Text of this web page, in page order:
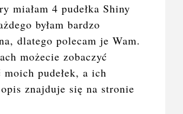
miałam 4 pudełka Shiny
byłam bardzo
dlatego polecam je Wam.
możecie zobaczyć
moich pudełek, a ich
opis znajduje się na stronie